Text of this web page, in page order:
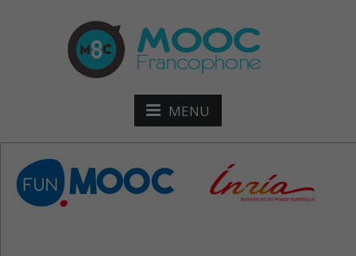
MENU
protection-vie-privee